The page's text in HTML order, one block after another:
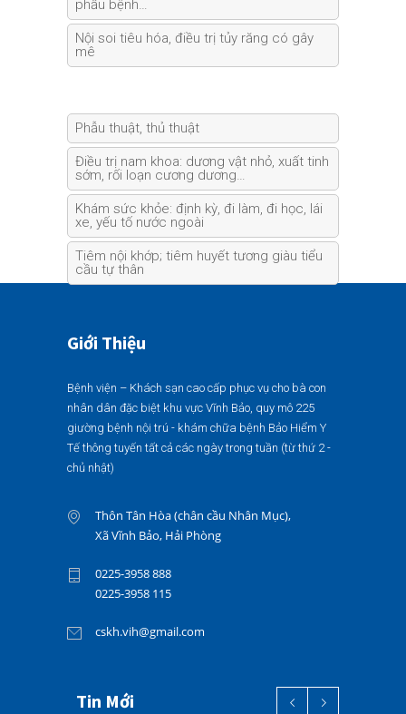
phẫu bệnh…
Nội soi tiêu hóa, điều trị tủy răng có gây
mê
Phẫu thuật, thủ thuật
Điều trị nam khoa: dương vật nhỏ, xuất tinh
sớm, rối loạn cương dương…
Khám sức khỏe: định kỳ, đi làm, đi học, lái
xe, yếu tố nước ngoài
Tiêm nội khớp; tiêm huyết tương giàu tiểu
cầu tự thân
Giới Thiệu
Bệnh viện – Khách sạn cao cấp phục vụ cho bà con
nhân dân đặc biệt khu vực Vĩnh Bảo, quy mô 225
giường bệnh nội trú - khám chữa bệnh Bảo Hiểm Y
Tế thông tuyến tất cả các ngày trong tuần (từ thứ 2 -
chủ nhật)
Thôn Tân Hòa (chân cầu Nhân Mục),
Xã Vĩnh Bảo, Hải Phòng
0225-3958 888
0225-3958 115
cskh.vih@gmail.com
Tin Mới